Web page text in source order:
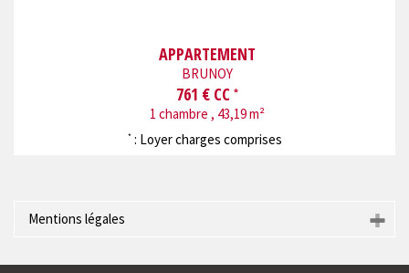
APPARTEMENT
BRUNOY
761 € CC *
1 chambre , 43,19 m²
* : Loyer charges comprises
Mentions légales